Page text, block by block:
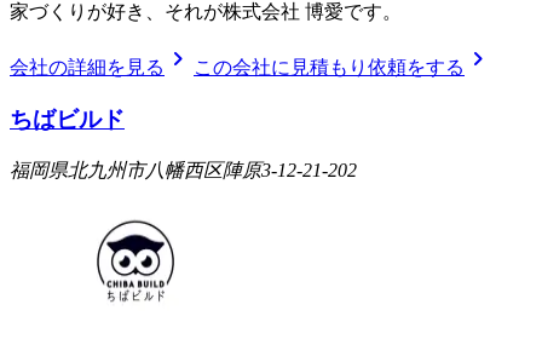
家づくりが好き、それが株式会社 博愛です。
会社の詳細を見る chevron_right この会社に見積もり依頼をする chevron_right
ちばビルド
福岡県北九州市八幡西区陣原3-12-21-202